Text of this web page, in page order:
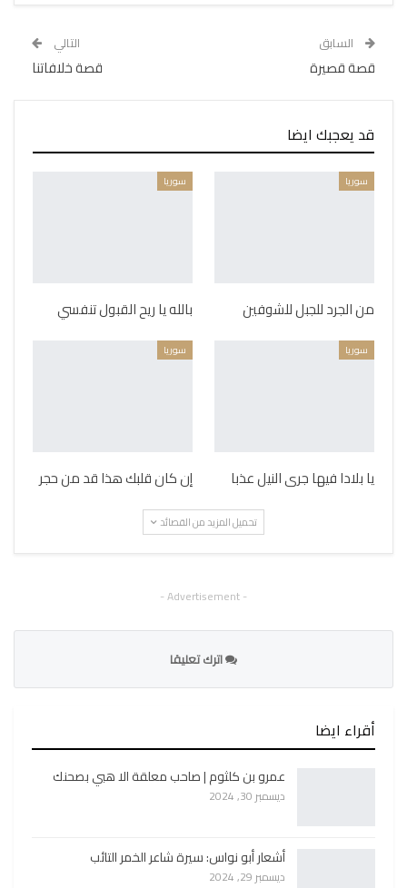
السابق
قصة قصيرة
التالي
قصة خلافاتنا
قد يعجبك ايضا
سوريا
من الجرد للجبل للشوفين
سوريا
بالله يا ريح القبول تنفسي
سوريا
يا بلادا فيها جرى النيل عذبا
سوريا
إن كان قلبك هذا قد من حجر
تحميل المزيد من القصائد
- Advertisement -
اترك تعليقا
أقراء ايضا
عمرو بن كلثوم | صاحب معلقة الا هبي بصحنك
ديسمبر 30, 2024
أشعار أبو نواس: سيرة شاعر الخمر التائب
ديسمبر 29, 2024